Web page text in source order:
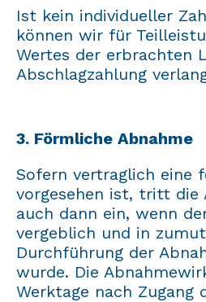
Ist kein individueller
können wir für
Wertes der erbrachten
Abschlagzahlung
3. Förmliche Abnahme
Sofern vertraglich eine
vorgesehen ist, tritt die
auch dann ein, wenn
vergeblich und in
Durchführung der
wurde. Die
Werktage nach Zugang